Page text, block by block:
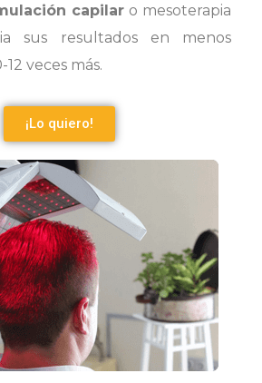
capilar o mesoterapia
sus resultados en menos
veces más.
¡Lo quiero!